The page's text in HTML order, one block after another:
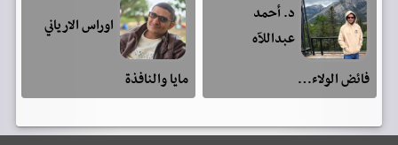
د. أحمد
عبداللآه
فائض الولاء…
اوراس الارياني
مايا والنافذة